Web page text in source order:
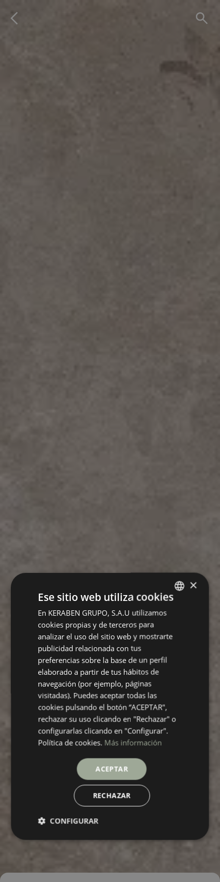
FRENCH
×
Ese sitio web utiliza cookies
En KERABEN GRUPO, S.A.U utilizamos
cookies propias y de terceros para
analizar el uso del sitio web y mostrarte
publicidad relacionada con tus
preferencias sobre la base de un perfil
elaborado a partir de tus hábitos de
navegación (por ejemplo, páginas
visitadas). Puedes aceptar todas las
cookies pulsando el botón “ACEPTAR",
rechazar su uso clicando en "Rechazar" o
configurarlas clicando en "Configurar".
Política de cookies. Más información
ACEPTAR
RECHAZAR
CONFIGURAR